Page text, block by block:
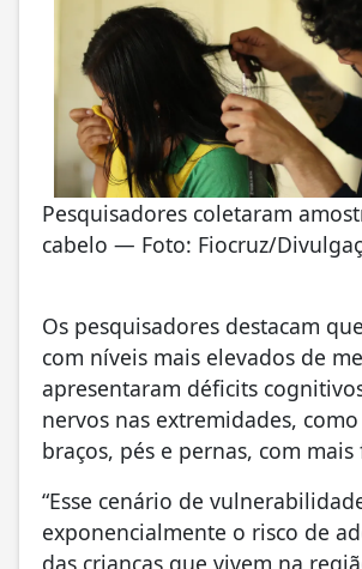
Pesquisadores coletaram
cabelo — Foto: Fiocruz/
Os pesquisadores destacam
com níveis mais elevados de
apresentaram déficits
nervos nas extremidades,
braços, pés e pernas, com
“Esse cenário de
exponencialmente o risco de
das crianças que vivem na